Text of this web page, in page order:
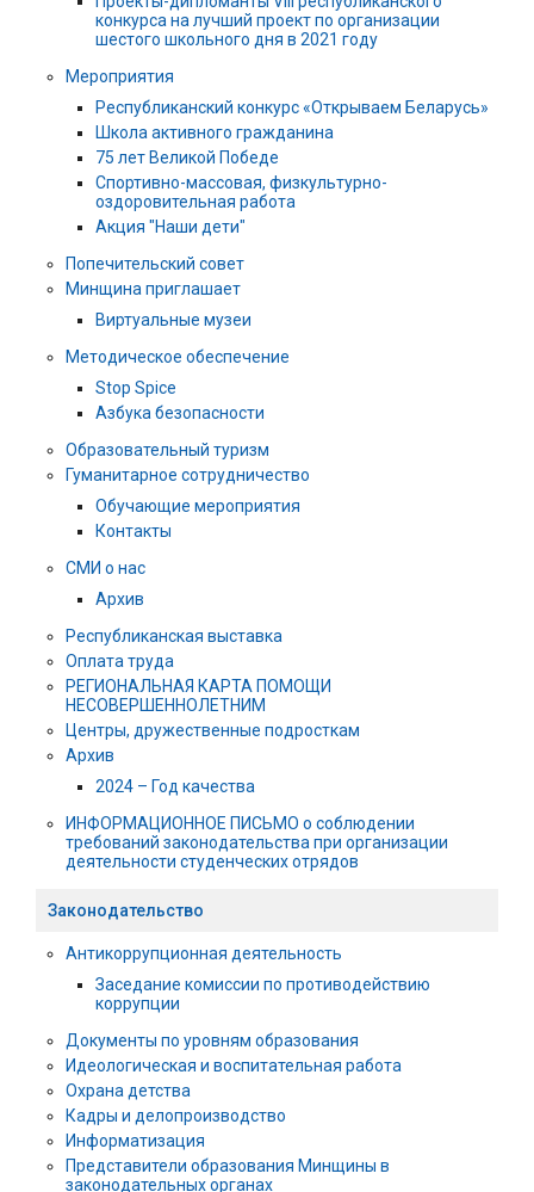
конкурса на лучший проект по организации
шестого школьного дня в 2021 году
Мероприятия
Республиканский конкурс «Открываем Беларусь»
Школа активного гражданина
75 лет Великой Победе
Спортивно-массовая, физкультурно-
оздоровительная работа
Акция "Наши дети"
Попечительский совет
Минщина приглашает
Виртуальные музеи
Методическое обеспечение
Stop Spice
Азбука безопасности
Образовательный туризм
Гуманитарное сотрудничество
Обучающие мероприятия
Контакты
СМИ о нас
Архив
Республиканская выставка
Оплата труда
РЕГИОНАЛЬНАЯ КАРТА ПОМОЩИ
НЕСОВЕРШЕННОЛЕТНИМ
Центры, дружественные подросткам
Архив
2024 – Год качества
ИНФОРМАЦИОННОЕ ПИСЬМО о соблюдении
требований законодательства при организации
деятельности студенческих отрядов
Законодательство
Антикоррупционная деятельность
Заседание комиссии по противодействию
коррупции
Документы по уровням образования
Идеологическая и воспитательная работа
Охрана детства
Кадры и делопроизводство
Информатизация
Представители образования Минщины в
законодательных органах